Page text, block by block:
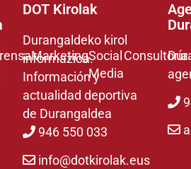
MarketingSocial
Media
Consultoría
DOT Kirolak
Durangaldeko kirol
informazioa.
Información y
actualidad deportiva
de Durangaldea
946 550 033
info@dotkirolak.eus